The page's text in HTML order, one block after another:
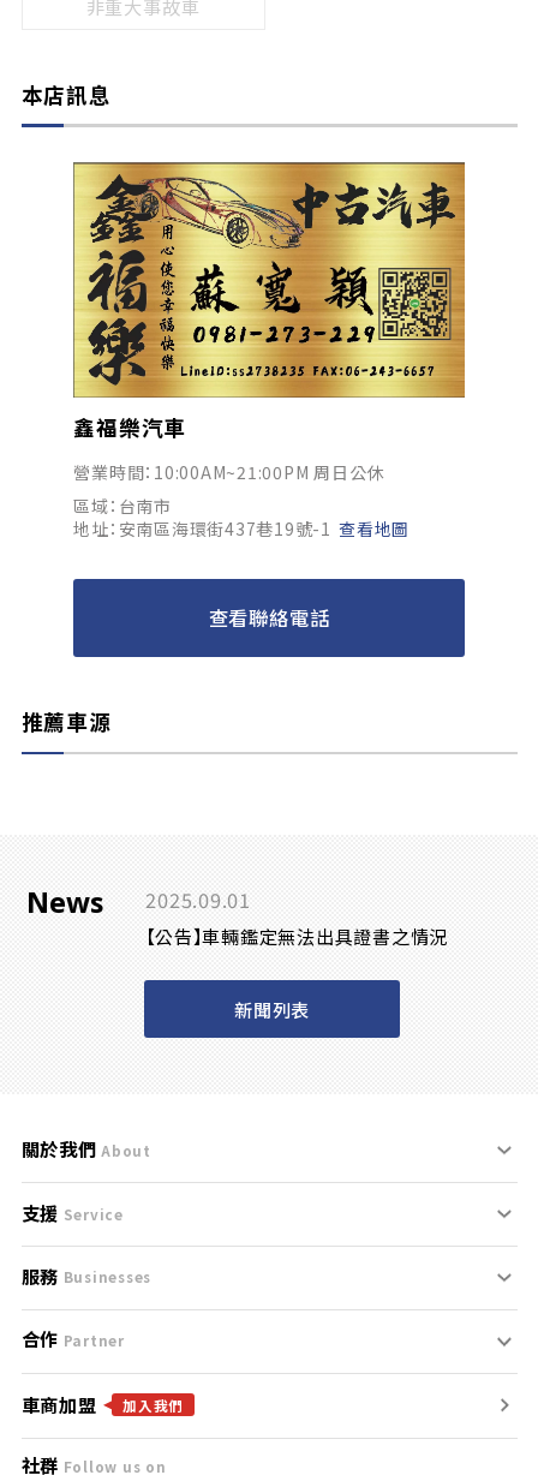
非重大事故車
本店訊息
鑫福樂汽車
營業時間：10:00AM~21:00PM 周日公休
區域：台南市
地址：安南區海環街437巷19號-1 查看地圖
查看聯絡電話
推薦車源
News 2025.09.01
【公告】車輛鑑定無法出具證書之情況
新聞列表
關於我們 About
刊登規範
服務條款
免責聲明
隱私權政策
支援 Service
支援中心
聯絡我們
服務 Businesses
什麼是Goo鑑定？
找好車
合作 Partner
合作夥伴
廣告合作
車商加盟 加入我們
社群 Follow us on